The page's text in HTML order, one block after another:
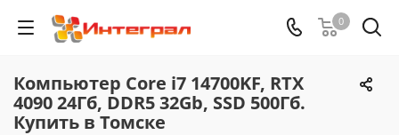
0
Компьютер Core i7 14700KF, RTX
4090 24Гб, DDR5 32Gb, SSD 500Гб.
Купить в Томске